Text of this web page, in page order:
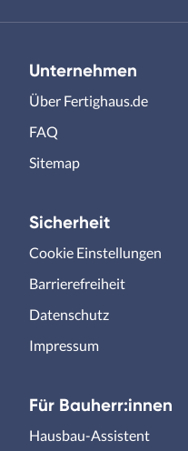
Unternehmen
Über Fertighaus.de
FAQ
Sitemap
Sicherheit
Cookie Einstellungen
Barrierefreiheit
Datenschutz
Impressum
Für Bauherr:innen
Hausbau-Assistent